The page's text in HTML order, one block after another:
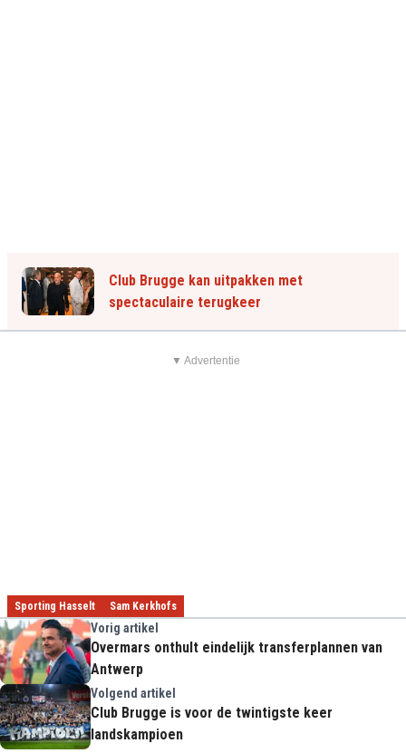
Club Brugge kan uitpakken met
spectaculaire terugkeer
▼ Advertentie
Sporting Hasselt Sam Kerkhofs
Vorig artikel
Overmars onthult eindelijk transferplannen van
Antwerp
Volgend artikel
Club Brugge is voor de twintigste keer
landskampioen